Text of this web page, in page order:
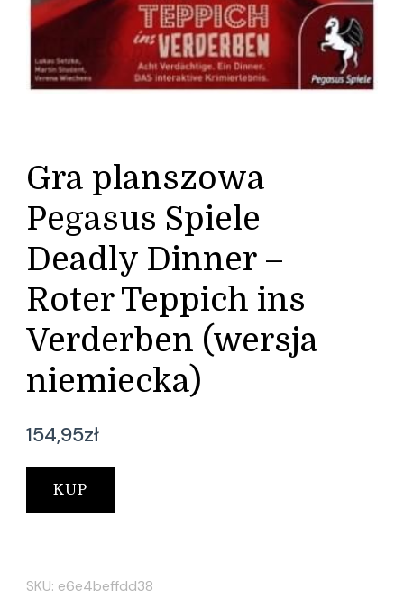
Gra planszowa
Pegasus Spiele
Deadly Dinner –
Roter Teppich ins
Verderben (wersja
niemiecka)
154,95zł
KUP
SKU: e6e4beffdd38